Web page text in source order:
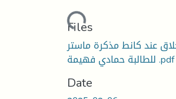
Loading...
Files
عند كانط مذكرة ماستر
للطالبة حمادي فهيمة .pdf
Date